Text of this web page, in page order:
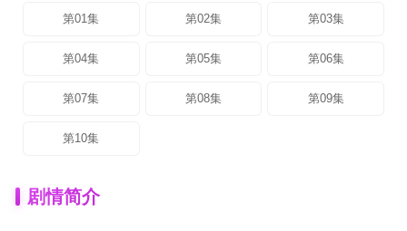
第01集 第02集 第03集
第04集 第05集 第06集
第07集 第08集 第09集
第10集
剧情简介